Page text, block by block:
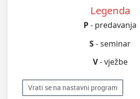
Legenda
P- predavanja
S- seminar
V- vježbe
Vrati se na nastavni program